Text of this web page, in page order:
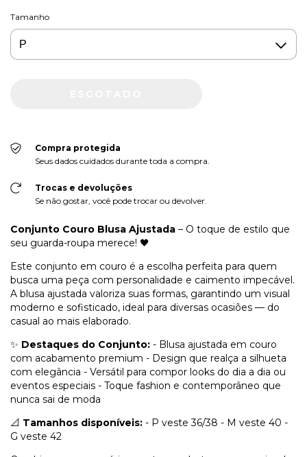
Tamanho
Compra protegida
Seus dados cuidados durante toda a compra.
Trocas e devoluções
Se não gostar, você pode trocar ou devolver.
Conjunto Couro Blusa Ajustada – O toque de estilo que
seu guarda-roupa merece! 🖤
Este conjunto em couro é a escolha perfeita para quem
busca uma peça com personalidade e caimento impecável.
A blusa ajustada valoriza suas formas, garantindo um visual
moderno e sofisticado, ideal para diversas ocasiões — do
casual ao mais elaborado.
✨ Destaques do Conjunto: - Blusa ajustada em couro
com acabamento premium - Design que realça a silhueta
com elegância - Versátil para compor looks do dia a dia ou
eventos especiais - Toque fashion e contemporâneo que
nunca sai de moda
📐 Tamanhos disponíveis: - P veste 36/38 - M veste 40 -
G veste 42